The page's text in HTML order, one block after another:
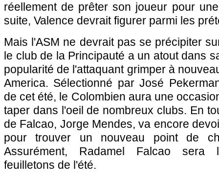
réellement de prêter son joueur pour
suite, Valence devrait figurer parmi les
Mais l'ASM ne devrait pas se précipiter
le club de la Principauté a un atout dans
popularité de l'attaquant grimper à
America. Sélectionné par José
de cet été, le Colombien aura une
taper dans l'oeil de nombreux clubs. En
de Falcao, Jorge Mendes, va encore
pour trouver un nouveau point de
Assurément, Radamel Falcao sera
feuilletons de l'été.